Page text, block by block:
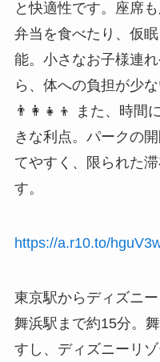
と快適性です。座席
弁当を食べたり、仮
能。小さなお子様連
ら、体への負担が少
👨‍👩‍👧‍👦 また、時間
きな利点。パークの
てやすく、限られた
す。
https://a.r10.to/
東京駅からディズニ
舞浜駅まで約15分。
すし、ディズニーリ